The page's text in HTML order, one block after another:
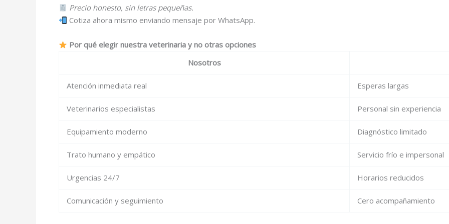
Precio honesto, sin letras pequeñas.
Cotiza ahora mismo enviando mensaje por WhatsApp.
Por qué elegir nuestra veterinaria y no otras opciones
Nosotros
Atención inmediata real Esperas largas
Veterinarios especialistas Personal sin experiencia
Equipamiento moderno Diagnóstico limitado
Trato humano y empático Servicio frío e impersonal
Urgencias 24/7 Horarios reducidos
Comunicación y seguimiento Cero acompañamiento